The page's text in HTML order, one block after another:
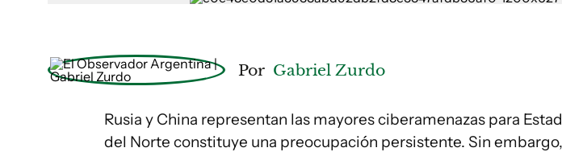
Por Gabriel Zurdo
Rusia y China representan las mayores ciberamenazas para
del Norte constituye una preocupación persistente. Sin